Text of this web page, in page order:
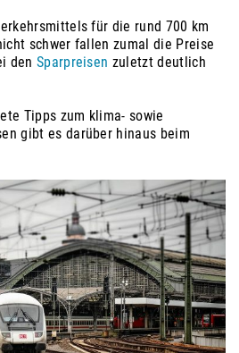
für die rund 700 km
schwer fallen zumal die Preise
den Sparpreisen zuletzt deutlich
Tipps zum klima- sowie
gibt es darüber hinaus beim